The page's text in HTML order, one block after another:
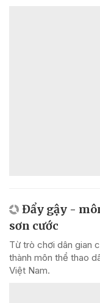
Đẩy gậy -
sơn cước
Từ trò chơi dân gian
thành môn thể thao
Việt Nam.